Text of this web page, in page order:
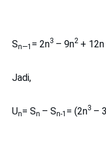
Sn—1 = 2n3 – 9n2 +
Jadi,
Un= Sn – Sn-1 = (2n3 –